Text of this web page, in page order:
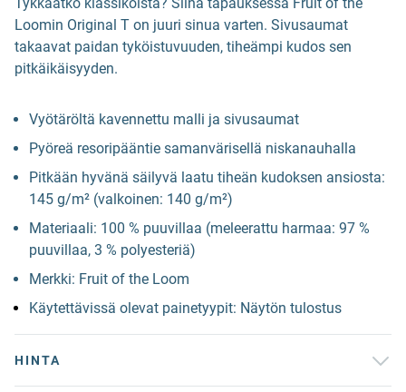
Loomin Original T on juuri sinua varten. Sivusaumat
takaavat paidan tyköistuvuuden, tiheämpi kudos sen
pitkäikäisyyden.
Vyötäröltä kavennettu malli ja sivusaumat
Pyöreä resoripääntie samanvärisellä niskanauhalla
Pitkään hyvänä säilyvä laatu tiheän kudoksen ansiosta:
145 g/m² (valkoinen: 140 g/m²)
Materiaali: 100 % puuvillaa (meleerattu harmaa: 97 %
puuvillaa, 3 % polyesteriä)
Merkki: Fruit of the Loom
Käytettävissä olevat painetyypit: Näytön tulostus
HINTA